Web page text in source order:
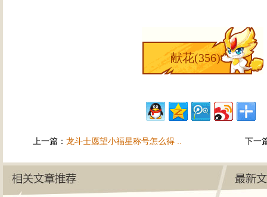
献花(356)
上一篇： 龙斗士愿望小福星称号怎么得 .. 下一